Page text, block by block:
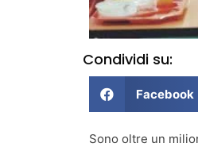
Condividi su:
Facebook
Sono oltre un